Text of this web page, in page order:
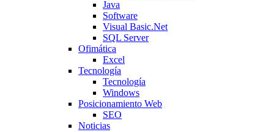
Java
Software
Visual Basic.Net
SQL Server
Ofimática
Excel
Tecnología
Tecnología
Windows
Posicionamiento Web
SEO
Noticias